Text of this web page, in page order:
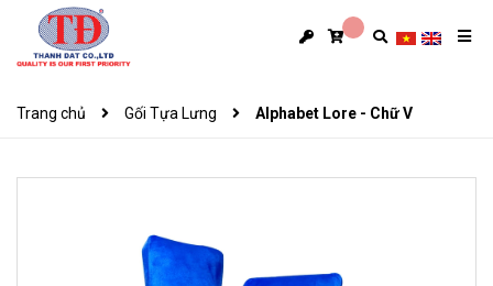
Trang chủ Gối Tựa Lưng Alphabet Lore - Chữ V